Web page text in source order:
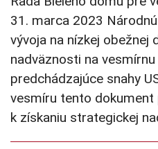
31. marca 2023
vývoja na nízkej obežnej
nadväznosti na
predchádzajúce snahy
vesmíru tento
k získaniu strategickej